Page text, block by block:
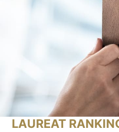
LAUREAT